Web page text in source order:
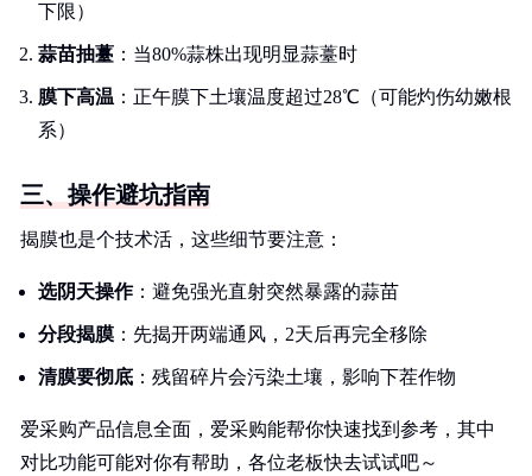
下限）
蒜苗抽薹 ：当80%蒜株出现明显蒜薹时
膜下高温 ：正午膜下土壤温度超过28℃（可能灼伤幼嫩根
系）
三、操作避坑指南
揭膜也是个技术活，这些细节要注意：
选阴天操作：避免强光直射突然暴露的蒜苗
分段揭膜 ：先揭开两端通风，2天后再完全移除
清膜要彻底 ：残留碎片会污染土壤，影响下茬作物
爱采购产品信息全面，爱采购能帮你快速找到参考，其中
对比功能可能对你有帮助，各位老板快去试试吧～